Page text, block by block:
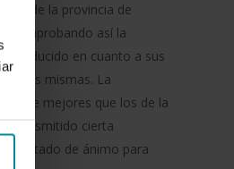
de la provincia de
comprobando así la
producido en cuanto a sus
a las mismas. La
mejores que los de la
transmitido cierta
estado de ánimo para